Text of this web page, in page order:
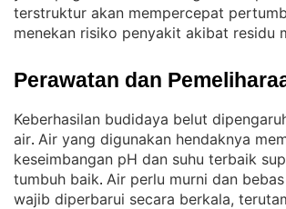
terstruktur akan mempercepat
menekan risiko penyakit akibat residu
Perawatan dan
Keberhasilan budidaya belut
air. Air yang digunakan hendaknya
keseimbangan pH dan suhu terbaik
tumbuh baik. Air perlu murni dan
wajib diperbarui secara berkala,